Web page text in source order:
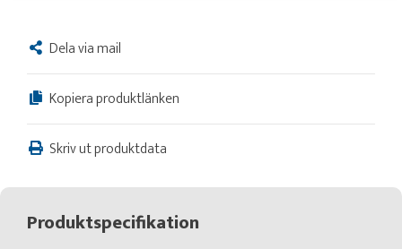
Dela via mail
Kopiera produktlänken
Skriv ut produktdata
Produktspecifikation